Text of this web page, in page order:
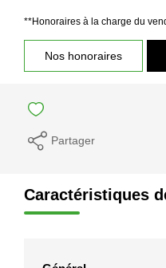
**Honoraires à la charge du
Nos honoraires
Partager
Caractéristiques